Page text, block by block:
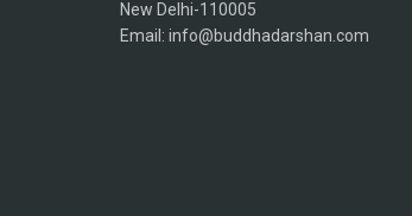
New Delhi-110005
Email: info@buddhadarshan.com